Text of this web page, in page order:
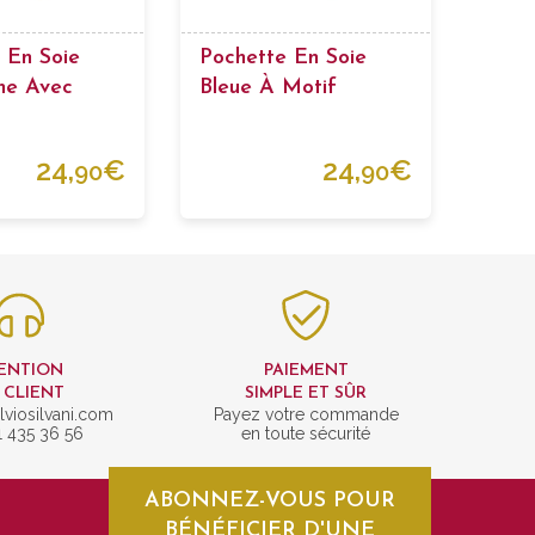
En Soie
Avec
24,90€
Pochette En Soie
Bleue À Motif
24,90€
CLIENT
435 36 56
PAIEMENT
SIMPLE ET SÛR
Payez votre commande
en toute sécurité
ABONNEZ-VOUS POUR